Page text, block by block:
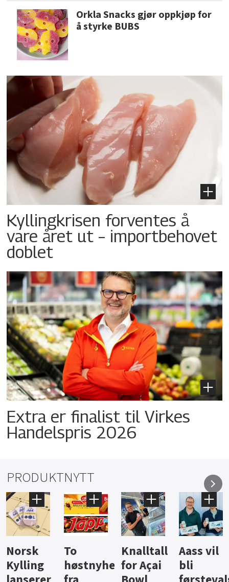
Orkla Snacks gjør oppkjøp for
å styrke BUBS
Kyllingkrisen forventes å
vare året ut – importbehovet
doblet
Extra er finalist til Virkes
Handelspris 2026
PRODUKTNYTT
Knalltall
for Açai
Aass vil
bli
Brus og
jus fra
Hard
iste fra